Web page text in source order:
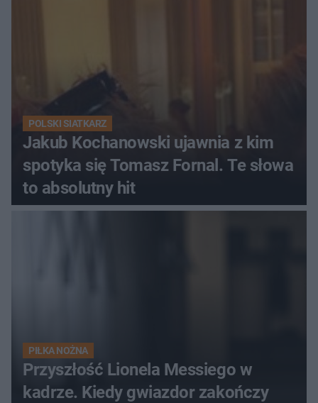
POLSKI SIATKARZ
Jakub Kochanowski ujawnia z kim
spotyka się Tomasz Fornal. Te słowa
to absolutny hit
PIŁKA NOŻNA
Przyszłość Lionela Messiego w
kadrze. Kiedy gwiazdor zakończy